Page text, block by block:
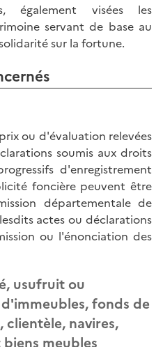
également visées les
servant de base au
sur la fortune.
ou d'évaluation relevées
soumis aux droits
d'enregistrement
foncière peuvent être
départementale de
actes ou déclarations
ou l'énonciation des
usufruit ou
fonds de
clientèle, navires,
meubles